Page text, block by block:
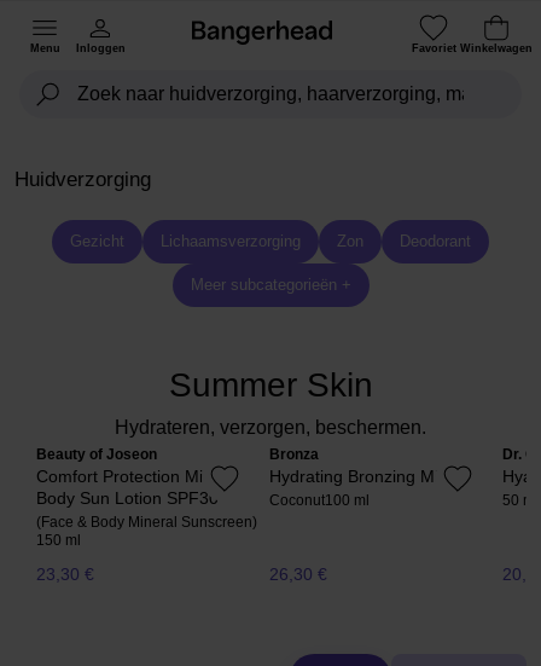
Menu Inloggen Favoriet Winkelwagen
Huidverzorging
Gezicht Lichaamsverzorging Zon Deodorant
Meer subcategorieën +
Summer Skin
Hydrateren, verzorgen, beschermen.
Beauty of Joseon
Comfort Protection Mineral
Body Sun Lotion SPF30
(Face & Body Mineral Sunscreen)
150 ml
23,30 €
Bronza
Hydrating Bronzing Mist
Coconut100 ml
26,30 €
Dr.
50 ml